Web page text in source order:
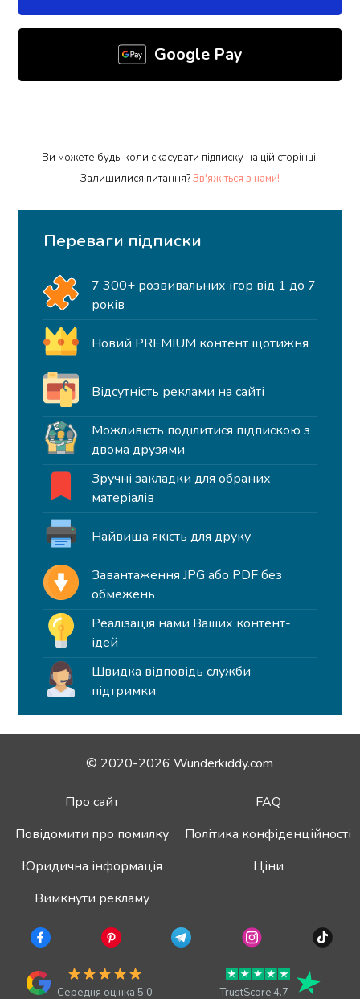
Google Pay
Ви можете будь-коли скасувати підписку на цій сторінці.
Залишилися питання?Зв'яжіться з нами!
Переваги підписки
7 300+ розвивальних ігор від 1 до 7
років
Новий PREMIUM контент щотижня
Відсутність реклами на сайті
Можливість поділитися підпискою з
двома друзями
Зручні закладки для обраних
матеріалів
Найвища якість для друку
Завантаження JPG або PDF без
обмежень
Реалізація нами Ваших контент-
ідей
Швидка відповідь служби
підтримки
© 2020-2026 Wunderkiddy.com
Про сайт
FAQ
Повідомити про помилку
Політика конфіденційності
Юридична інформація
Ціни
Вимкнути рекламу
Середня оцінка 5.0 TrustScore 4.7